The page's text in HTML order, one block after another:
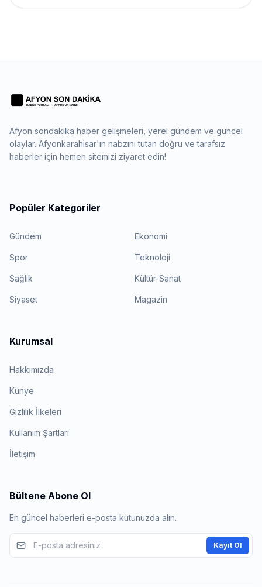
Afyon sondakika haber gelişmeleri, yerel gündem ve güncel
olaylar. Afyonkarahisar'ın nabzını tutan doğru ve tarafsız
haberler için hemen sitemizi ziyaret edin!
Popüler Kategoriler
Gündem Ekonomi
Spor Teknoloji
Sağlık Kültür-Sanat
Siyaset Magazin
Kurumsal
Hakkımızda
Künye
Gizlilik İlkeleri
Kullanım Şartları
İletişim
Bültene Abone Ol
En güncel haberleri e-posta kutunuzda alın.
Kayıt Ol